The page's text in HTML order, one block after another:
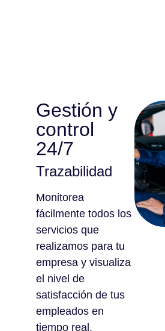
Gestión y
control
24/7
Trazabilidad
Monitorea
fácilmente todos los
servicios que
realizamos para tu
empresa y visualiza
el nivel de
satisfacción de tus
empleados en
tiempo real.